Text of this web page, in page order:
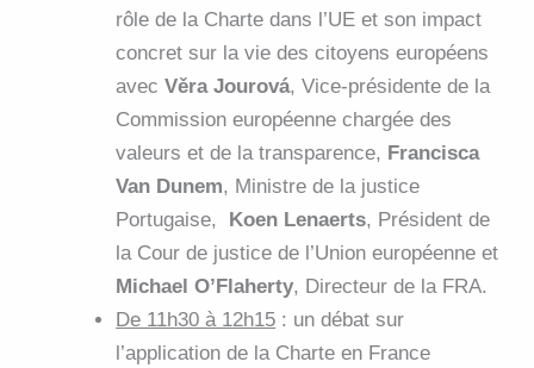
rôle de la Charte dans l’UE et son impact
concret sur la vie des citoyens européens
avecVěra Jourová, Vice-présidente de la
Commission européenne chargée des
valeurs et de la transparence, Francisca
Van Dunem, Ministre de la justice
Portugaise, Koen Lenaerts, Président de
la Cour de justice de l’Union européenne et
Michael O’Flaherty, Directeur de la FRA.
De 11h30 à 12h15 : un débat sur
l’application de la Charte en France